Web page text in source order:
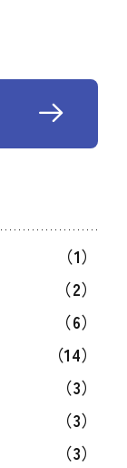
（1）
（2）
（6）
（14）
（3）
（3）
（3）